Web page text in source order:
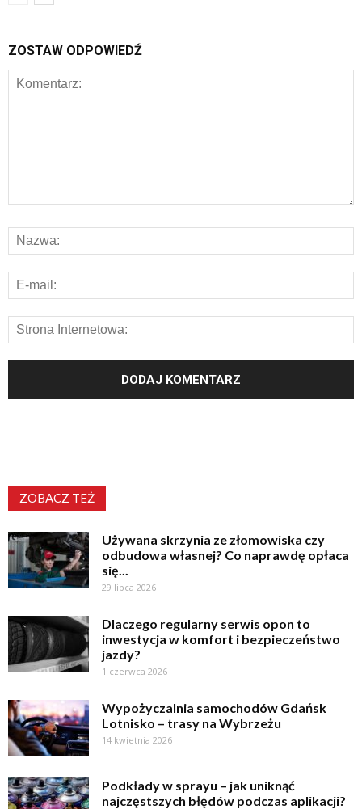
ZOSTAW ODPOWIEDŹ
ZOBACZ TEŻ
Używana skrzynia ze złomowiska czy
odbudowa własnej? Co naprawdę opłaca
się...
29 lipca 2026
Dlaczego regularny serwis opon to
inwestycja w komfort i bezpieczeństwo
jazdy?
1 czerwca 2026
Wypożyczalnia samochodów Gdańsk
Lotnisko – trasy na Wybrzeżu
14 kwietnia 2026
Podkłady w sprayu – jak uniknąć
najczęstszych błędów podczas aplikacji?